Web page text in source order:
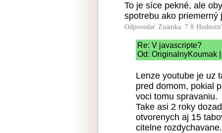
To je síce pekné, ale
spotrebu ako priemerný
Odpovedať Známka: 7.8
Re: V javascripte?
Od: OriginalnyKoumak
Lenze youtube je uz
pred domom, pokial
voci tomu spravaniu.
Take asi 2 roky
otvorenych aj 15
citelne